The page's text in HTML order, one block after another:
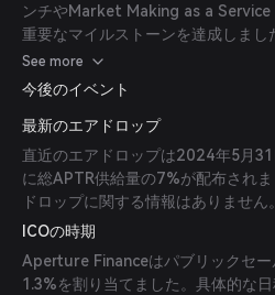
ンチやMarket Making as a Service
重要なマイルストーンを達成しま
者に総供給量の7%に相当するAPTR
実施しました。
See more
今後のイベント
最新のエアドロップ
直近のエアドロップは2024年5月
に総APTR供給量の7%が配布され
ドロップに関する情報はありません。
ICOの時期
Aperture Financeはパブリックセー
1.3%を割り当てました。具体的な